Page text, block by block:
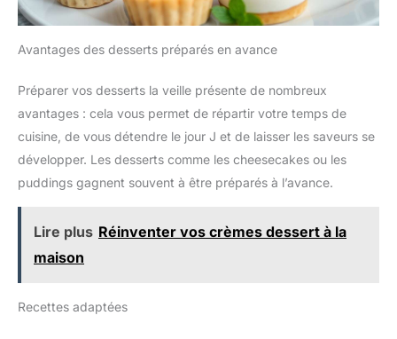
Avantages des desserts préparés en avance
Préparer vos desserts la veille présente de nombreux
avantages : cela vous permet de répartir votre temps de
cuisine, de vous détendre le jour J et de laisser les saveurs se
développer. Les desserts comme les cheesecakes ou les
puddings gagnent souvent à être préparés à l’avance.
Lire plus Réinventer vos crèmes dessert à la
maison
Recettes adaptées